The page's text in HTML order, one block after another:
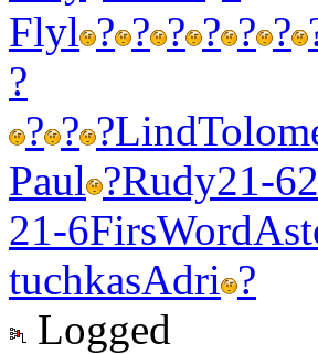
Flyl ? ? ? ? ? ?
?
? ? ?LindTolo
Paul ?Rudy21-6
21-6FirsWord
tuchkasAdri ?
Logged